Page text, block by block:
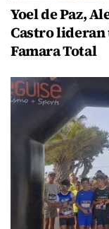
Yoel de Paz,
Castro lideran
Famara Total